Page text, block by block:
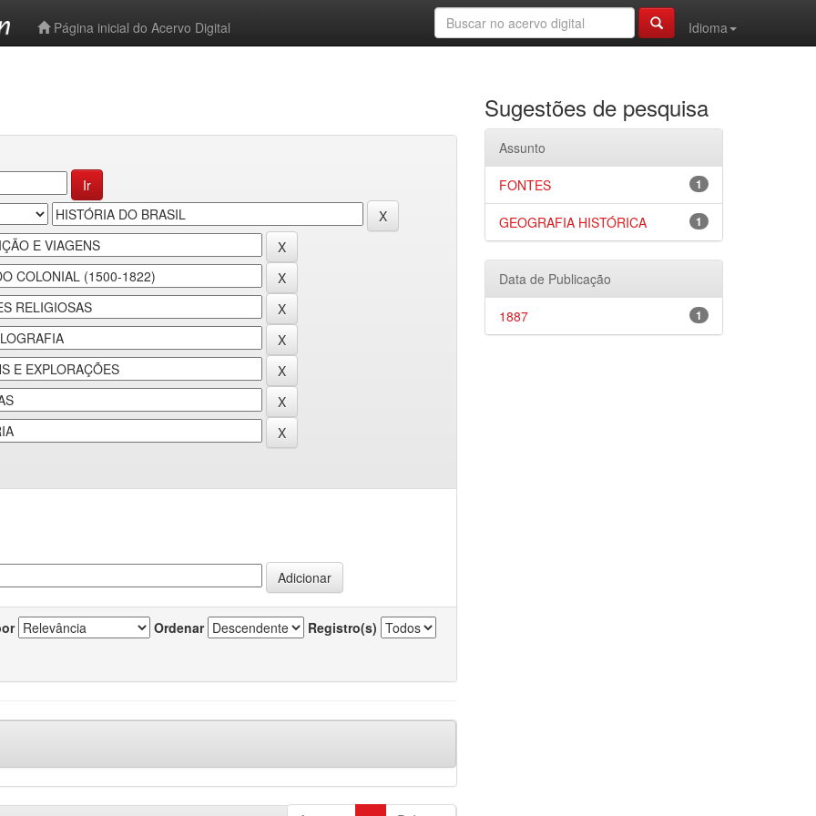
Página inicial do Acervo Digital
Idioma
Ordenar Registro(s)
Sugestões de pesquisa
Assunto
1
FONTES
1
GEOGRAFIA HISTÓRICA
Data de Publicação
1
1887